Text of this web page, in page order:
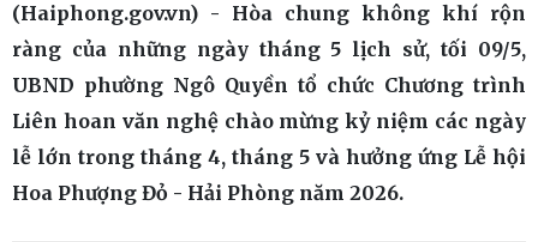
(Haiphong.gov.vn) - Hòa chung không khí rộn
ràng của những ngày tháng 5 lịch sử, tối 09/5,
UBND phường Ngô Quyền tổ chức Chương trình
Liên hoan văn nghệ chào mừng kỷ niệm các ngày
lễ lớn trong tháng 4, tháng 5 và hưởng ứng Lễ hội
Hoa Phượng Đỏ - Hải Phòng năm 2026.